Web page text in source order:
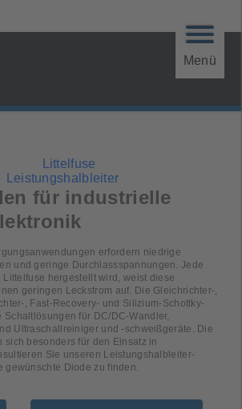
Menü
für industrielle
erfordern niedrige
und geringe Durchlassspannungen. Jede
hergestellt wird, weist diese
geringen Leckstrom auf. Die Gleichrichter-,
, Fast-Recovery- und Silizium-Schottky-
für DC/DC-Wandler,
Ultraschallreiniger und -schweißgeräte. Die
sich besonders für den Einsatz in
Sie unseren Leistungshalbleiter-
gewünschte Diode zu finden.